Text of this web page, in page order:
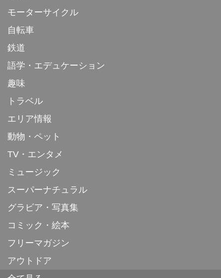
モーターサイクル
自転車
鉄道
語学・エデュケーション
趣味
トラベル
エリア情報
動物・ペット
TV・エンタメ
ミュージック
スーパーナチュラル
グラビア・写真集
コミック・絵本
フリーマガジン
アウトドア